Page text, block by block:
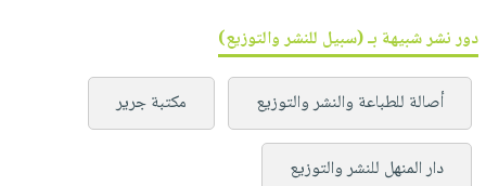
دور نشر شبيهة بـ (سبيل للنشر والتوزيع)
أصالة للطباعة والنشر والتوزيع مكتبة جرير
دار المنهل للنشر والتوزيع